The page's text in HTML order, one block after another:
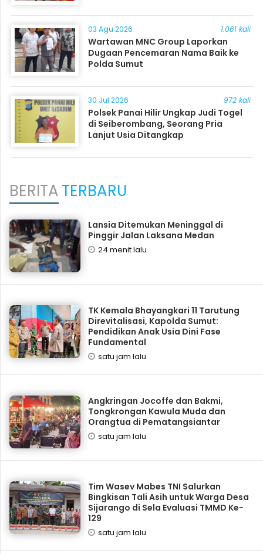
03 Agu 2026 1.061 kali
Wartawan MNC Group Laporkan
Dugaan Pencemaran Nama Baik ke
Polda Sumut
30 Jul 2026 972 kali
Polsek Panai Hilir Ungkap Judi Togel
di Seiberombang, Seorang Pria
Lanjut Usia Ditangkap
BERITATERBARU
Lansia Ditemukan Meninggal di
Pinggir Jalan Laksana Medan
24 menit lalu
TK Kemala Bhayangkari 11 Tarutung
Direvitalisasi, Kapolda Sumut:
Pendidikan Anak Usia Dini Fase
Fundamental
satu jam lalu
Angkringan Jocoffe dan Bakmi,
Tongkrongan Kawula Muda dan
Orangtua di Pematangsiantar
satu jam lalu
Tim Wasev Mabes TNI Salurkan
Bingkisan Tali Asih untuk Warga Desa
Sijarango di Sela Evaluasi TMMD Ke-
129
satu jam lalu